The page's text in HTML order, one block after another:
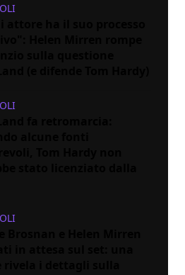
attore ha il suo processo
Helen Mirren rompe
fa retromarcia:
alcune fonti
Brosnan e Helen Mirren
in attesa sul set: una